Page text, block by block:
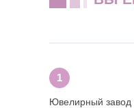
Ювелирный завод